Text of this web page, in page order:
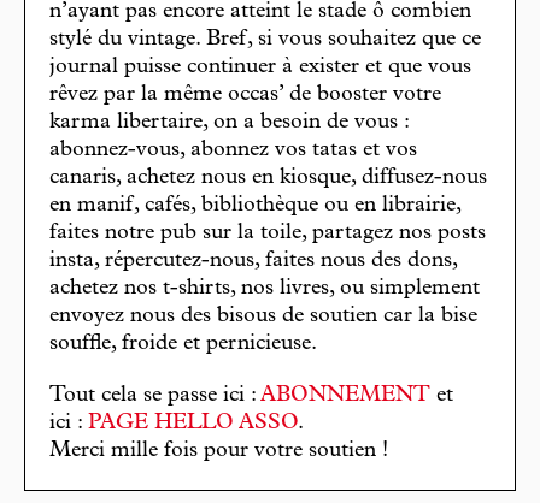
n’ayant pas encore atteint le stade ô combien
stylé du vintage. Bref, si vous souhaitez que ce
journal puisse continuer à exister et que vous
rêvez par la même occas’ de booster votre
karma libertaire, on a besoin de vous :
abonnez-vous, abonnez vos tatas et vos
canaris, achetez nous en kiosque, diffusez-nous
en manif, cafés, bibliothèque ou en librairie,
faites notre pub sur la toile, partagez nos posts
insta, répercutez-nous, faites nous des dons,
achetez nos t-shirts, nos livres, ou simplement
envoyez nous des bisous de soutien car la bise
souffle, froide et pernicieuse.
Tout cela se passe ici : ABONNEMENT et
ici : PAGE HELLO ASSO.
Merci mille fois pour votre soutien !